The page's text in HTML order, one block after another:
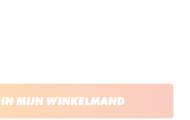
IN MIJN WINKELMAND